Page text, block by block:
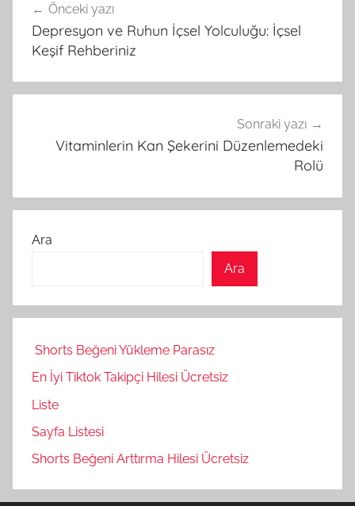
gezinmesi
Önceki yazı
Depresyon ve Ruhun İçsel Yolculuğu: İçsel
Keşif Rehberiniz
Sonraki yazı
Vitaminlerin Kan Şekerini Düzenlemedeki
Rolü
Ara
Ara
Shorts Beğeni Yükleme Parasız
En İyi Tiktok Takipçi Hilesi Ücretsiz
Liste
Sayfa Listesi
Shorts Beğeni Arttırma Hilesi Ücretsiz